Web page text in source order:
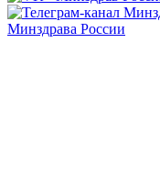
Минздрава России